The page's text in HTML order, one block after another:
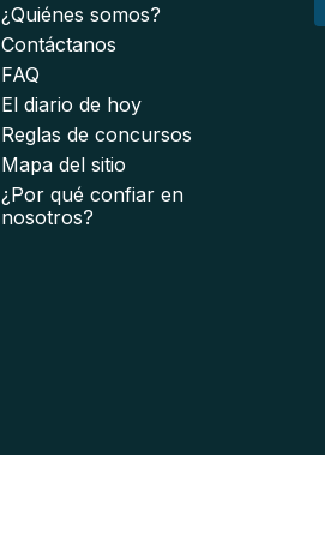
¿Quiénes somos?
Contáctanos
FAQ
El diario de hoy
Reglas de concursos
Mapa del sitio
¿Por qué confiar en
nosotros?